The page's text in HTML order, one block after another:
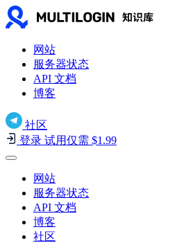
网站
服务器状态
API 文档
博客
社区
登录 试用仅需 $1.99
网站
服务器状态
API 文档
博客
社区